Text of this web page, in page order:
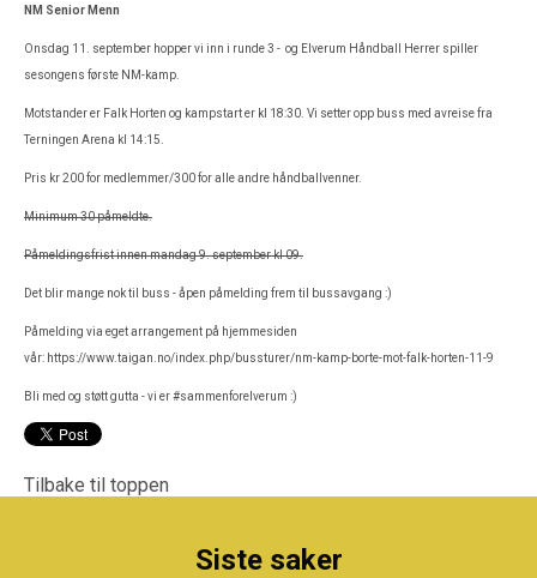
NM Senior Menn
Onsdag 11. september hopper vi inn i runde 3 - og Elverum Håndball Herrer spiller
sesongens første NM-kamp.
Motstander er Falk Horten og kampstart er kl 18:30. Vi setter opp buss med avreise fra
Terningen Arena kl 14:15.
Pris kr 200 for medlemmer/300 for alle andre håndballvenner.
Minimum 30 påmeldte.
Påmeldingsfrist innen mandag 9. september kl 09.
Det blir mange nok til buss - åpen påmelding frem til bussavgang :)
Påmelding via eget arrangement på hjemmesiden
vår: https://www.taigan.no/index.php/bussturer/nm-kamp-borte-mot-falk-horten-11-9
Bli med og støtt gutta - vi er #sammenforelverum :)
Tilbake til toppen
Siste saker